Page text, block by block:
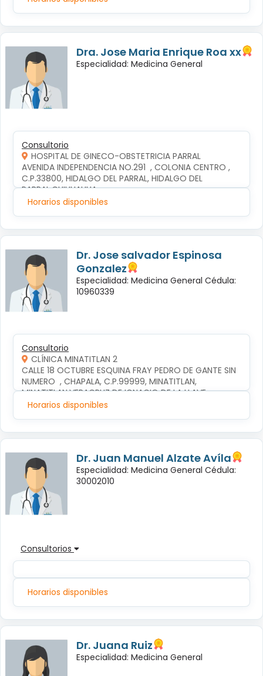
Dra. Jose Maria Enrique Roa xx
Especialidad: Medicina General
Consultorio
HOSPITAL DE GINECO-OBSTETRICIA PARRAL
AVENIDA INDEPENDENCIA NO.291  , COLONIA CENTRO ,
C.P.33800, HIDALGO DEL PARRAL, HIDALGO DEL
PARRAL,CHIHUAHUA
Horarios disponibles
Dr. Jose salvador Espinosa
Gonzalez
Especialidad: Medicina General Cédula:
10960339
Consultorio
CLÍNICA MINATITLAN 2
CALLE 18 OCTUBRE ESQUINA FRAY PEDRO DE GANTE SIN
NUMERO  , CHAPALA, C.P.99999, MINATITLAN,
MINATITLAN,VERACRUZ DE IGNACIO DE LA LLAVE
Horarios disponibles
Dr. Juan Manuel Alzate Avíla
Especialidad: Medicina General Cédula:
30002010
Consultorios
Horarios disponibles
Dr. Juana Ruiz
Especialidad: Medicina General